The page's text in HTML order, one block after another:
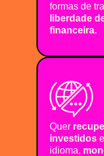
formas de
liberdade
financeira.
Quer
investidos
idioma,